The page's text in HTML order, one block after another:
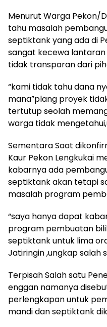
Menurut Warga Pekon/
tahu masalah
septiktank yang ada di
sangat kecewa
tidak transparan dari
“kami tidak tahu dana
mana”plang proyek
tertutup seolah
warga tidak
Sementara Saat
Kaur Pekon Lengkukai
kabarnya ada
septiktank akan tetapi
masalah program
“saya hanya dapat
program pembuatan
septiktank untuk lima
Jatiringin ,ungkap salah
Terpisah Salah satu
enggan namanya
perlengkapan untuk
mandi dan septiktank